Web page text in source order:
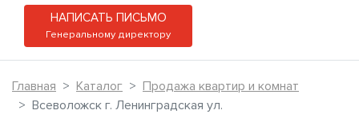
НАПИСАТЬ ПИСЬМО
Генеральному директору
Главная Каталог
Продажа квартир и комнат
Всеволожск г. Ленинградская ул.